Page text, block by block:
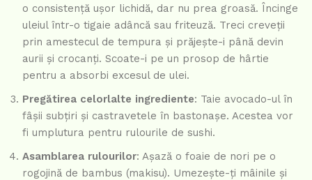
o consistență ușor lichidă, dar nu prea groasă. Încinge
uleiul într-o tigaie adâncă sau friteuză. Treci creveții
prin amestecul de tempura și prăjește-i până devin
aurii și crocanți. Scoate-i pe un prosop de hârtie
pentru a absorbi excesul de ulei.
Pregătirea celorlalte ingrediente: Taie avocado-ul în
fâșii subțiri și castravetele în bastonașe. Acestea vor
fi umplutura pentru rulourile de sushi.
Asamblarea rulourilor: Așază o foaie de nori pe o
rogojină de bambus (makisu). Umezește-ți mâinile și